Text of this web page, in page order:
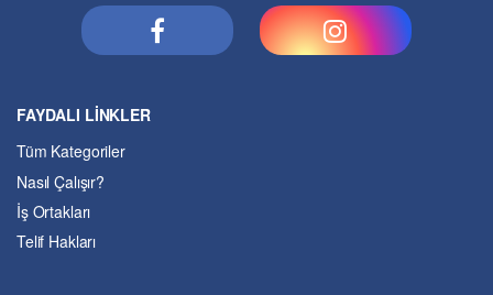
FAYDALI LİNKLER
Tüm Kategoriler
Nasıl Çalışır?
İş Ortakları
Telif Hakları